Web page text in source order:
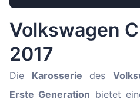
Volkswagen
2017
Die Karosserie des
Erste Generation bietet